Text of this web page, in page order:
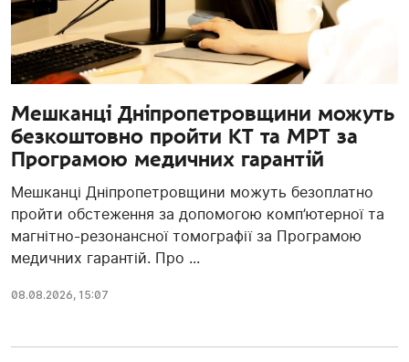
Мешканці Дніпропетровщини можуть
безкоштовно пройти КТ та МРТ за
Програмою медичних гарантій
Мешканці Дніпропетровщини можуть безоплатно
пройти обстеження за допомогою комп’ютерної та
магнітно-резонансної томографії за Програмою
медичних гарантій. Про ...
08.08.2026, 15:07